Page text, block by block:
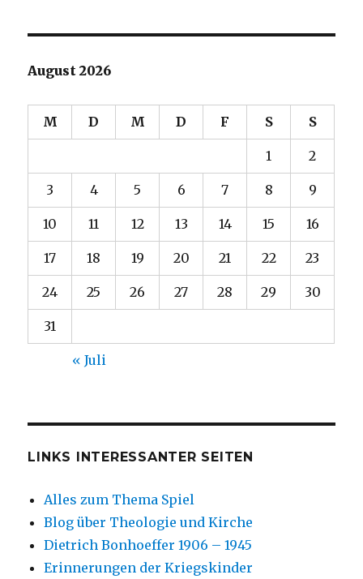
August 2026
M D M D F S S
1 2
3 4 5 6 7 8 9
10 11 12 13 14 15 16
17 18 19 20 21 22 23
24 25 26 27 28 29 30
31
« Juli
LINKS INTERESSANTER SEITEN
Alles zum Thema Spiel
Blog über Theologie und Kirche
Dietrich Bonhoeffer 1906 – 1945
Erinnerungen der Kriegskinder